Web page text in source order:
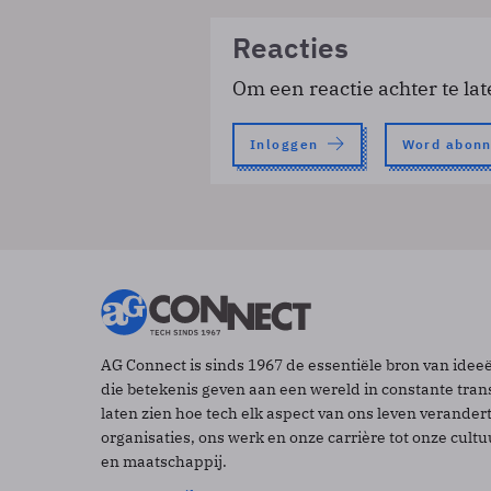
Reacties
Om een reactie achter te
Inloggen Word
AG Connect is sinds 1967 de essentiële bron van
die betekenis geven aan een wereld in constante
laten zien hoe tech elk aspect van ons leven
organisaties, ons werk en onze carrière tot onze
en maatschappij.